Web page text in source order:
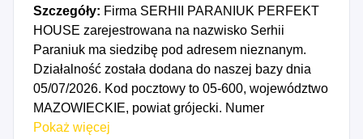
Szczegóły: Firma SERHII PARANIUK PERFEKT
HOUSE zarejestrowana na nazwisko Serhii
Paraniuk ma siedzibę pod adresem nieznanym.
Działalność została dodana do naszej bazy dnia
05/07/2026. Kod pocztowy to 05-600, województwo
MAZOWIECKIE, powiat grójecki. Numer
Identyfikacji Podatkowej NIP to 7972097611, a
Pokaż więcej